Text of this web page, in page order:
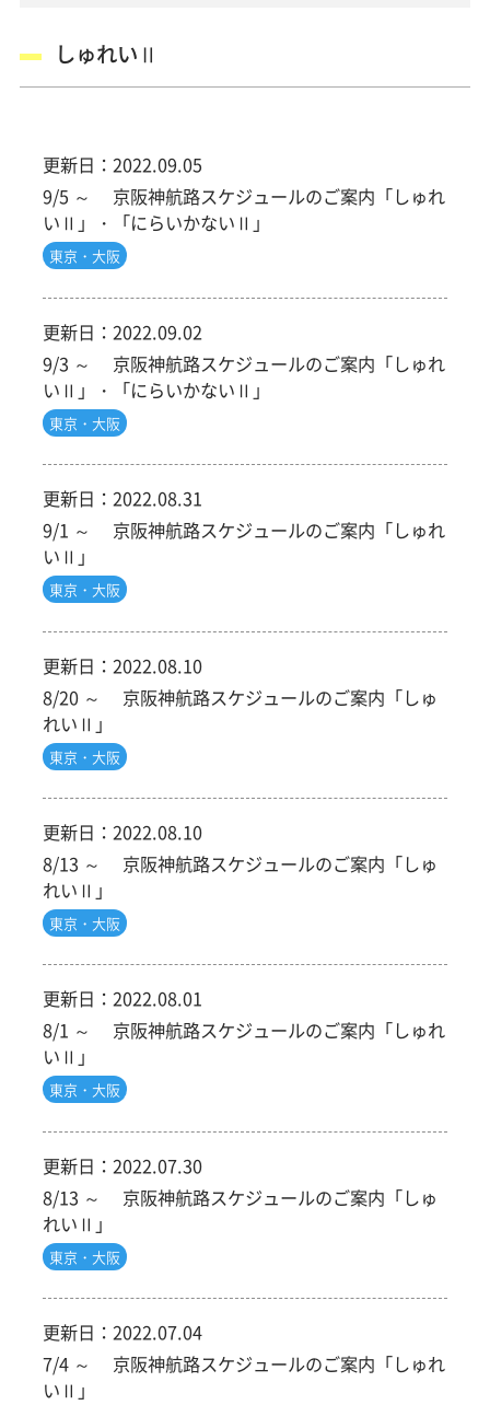
しゅれいⅡ
更新日： 2022.09.05
9/5 ～ 京阪神航路スケジュールのご案内「しゅれ
いⅡ」・「にらいかないⅡ」
東京・大阪
更新日： 2022.09.02
9/3 ～ 京阪神航路スケジュールのご案内「しゅれ
いⅡ」・「にらいかないⅡ」
東京・大阪
更新日： 2022.08.31
9/1 ～ 京阪神航路スケジュールのご案内「しゅれ
いⅡ」
東京・大阪
更新日： 2022.08.10
8/20 ～ 京阪神航路スケジュールのご案内「しゅ
れいⅡ」
東京・大阪
更新日： 2022.08.10
8/13 ～ 京阪神航路スケジュールのご案内「しゅ
れいⅡ」
東京・大阪
更新日： 2022.08.01
8/1 ～ 京阪神航路スケジュールのご案内「しゅれ
いⅡ」
東京・大阪
更新日： 2022.07.30
8/13 ～ 京阪神航路スケジュールのご案内「しゅ
れいⅡ」
東京・大阪
更新日： 2022.07.04
7/4 ～ 京阪神航路スケジュールのご案内「しゅれ
いⅡ」